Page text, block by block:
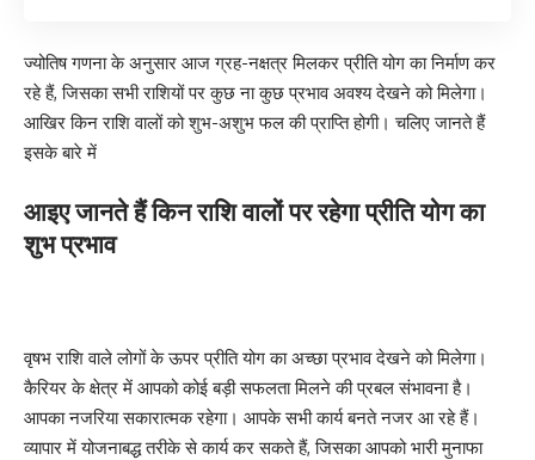
ज्योतिष गणना के अनुसार आज ग्रह-नक्षत्र मिलकर प्रीति योग का निर्माण कर
रहे हैं, जिसका सभी राशियों पर कुछ ना कुछ प्रभाव अवश्य देखने को मिलेगा।
आखिर किन राशि वालों को शुभ-अशुभ फल की प्राप्ति होगी। चलिए जानते हैं
इसके बारे में
आइए जानते हैं किन राशि वालों पर रहेगा प्रीति योग का
शुभ प्रभाव
वृषभ राशि वाले लोगों के ऊपर प्रीति योग का अच्छा प्रभाव देखने को मिलेगा।
कैरियर के क्षेत्र में आपको कोई बड़ी सफलता मिलने की प्रबल संभावना है।
आपका नजरिया सकारात्मक रहेगा। आपके सभी कार्य बनते नजर आ रहे हैं।
व्यापार में योजनाबद्ध तरीके से कार्य कर सकते हैं, जिसका आपको भारी मुनाफा